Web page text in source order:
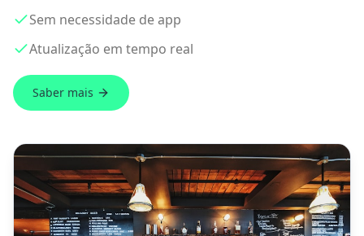
Sem necessidade de app
Atualização em tempo real
Saber mais